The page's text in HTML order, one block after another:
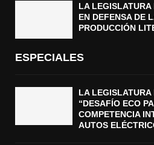
LA
EN DEFENSA DE
PRODUCCIÓN
ESPECIALES
LA LEGISLATURA
“DESAFÍO ECO
COMPETENCIA
AUTOS